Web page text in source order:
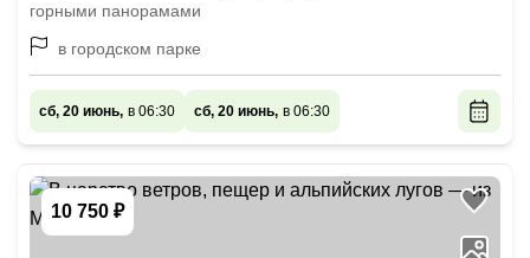
горными панорамами
в городском парке
сб, 20 июнь, в 06:30 сб, 20 июнь, в 06:30
10 750 ₽